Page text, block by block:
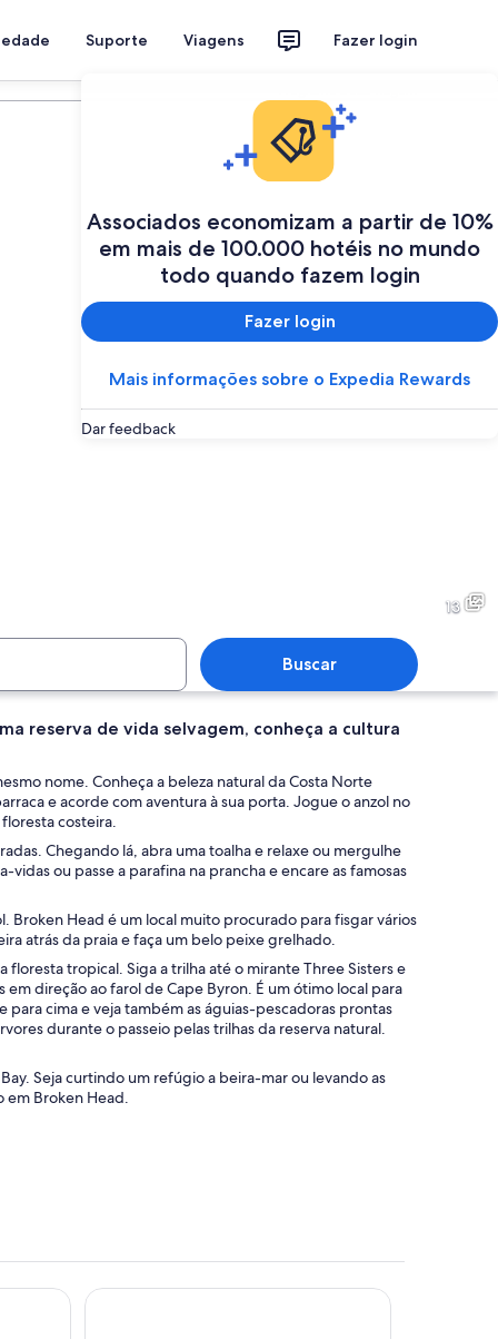
Suporte Viagens Fazer login
Associados economizam a partir de 10%
em mais de 100.000 hotéis no mundo
todo quando fazem login
Fazer login
Mais informações sobre o Expedia Rewards
Dar feedback
13
Buscar
reserva de vida selvagem, conheça a cultura
nome. Conheça a beleza natural da Costa Norte
e acorde com aventura à sua porta. Jogue o anzol no
costeira.
Chegando lá, abra uma toalha e relaxe ou mergulhe
ou passe a parafina na prancha e encare as famosas
Broken Head é um local muito procurado para fisgar vários
atrás da praia e faça um belo peixe grelhado.
tropical. Siga a trilha até o mirante Three Sisters e
direção ao farol de Cape Byron. É um ótimo local para
cima e veja também as águias-pescadoras prontas
durante o passeio pelas trilhas da reserva natural.
Seja curtindo um refúgio a beira-mar ou levando as
em Broken Head.
Ramada Hotel and Suites Ballina Byron